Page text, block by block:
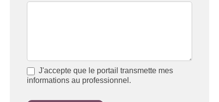
J'accepte que le portail transmette mes
informations au professionnel.